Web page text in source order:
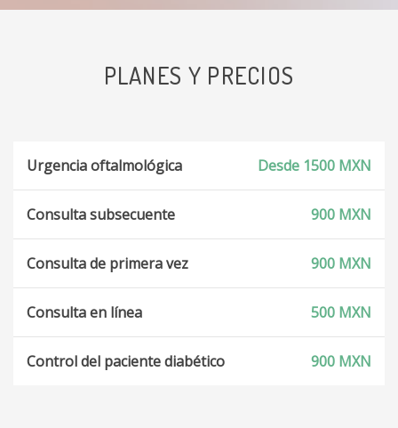
PLANES Y PRECIOS
Urgencia oftalmológica Desde 1500 MXN
Consulta subsecuente 900 MXN
Consulta de primera vez 900 MXN
Consulta en línea 500 MXN
Control del paciente diabético 900 MXN